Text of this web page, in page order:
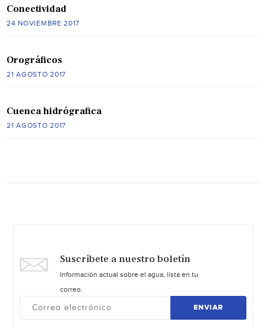
Conectividad
24 NOVIEMBRE 2017
Orográficos
21 AGOSTO 2017
Cuenca hidrógrafica
21 AGOSTO 2017
Suscríbete a nuestro boletín
Información actual sobre el agua, lista en tu
correo.
ENVIAR